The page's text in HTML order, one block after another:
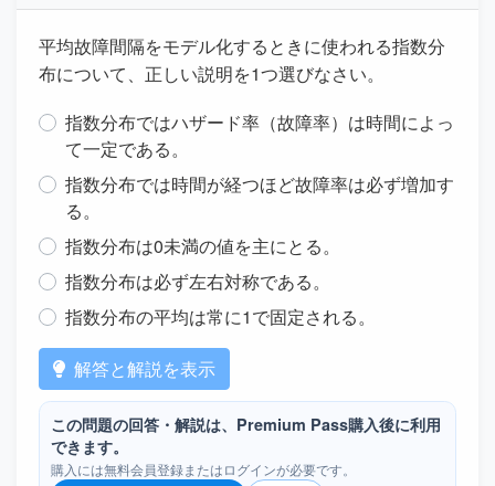
平均故障間隔をモデル化するときに使われる指数分
布について、正しい説明を1つ選びなさい。
指数分布ではハザード率（故障率）は時間によっ
て一定である。
指数分布では時間が経つほど故障率は必ず増加す
る。
指数分布は0未満の値を主にとる。
指数分布は必ず左右対称である。
指数分布の平均は常に1で固定される。
解答と解説を表示
この問題の回答・解説は、Premium Pass購入後に利用
できます。
購入には無料会員登録またはログインが必要です。